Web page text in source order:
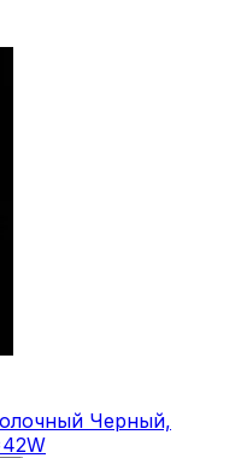
Черный,